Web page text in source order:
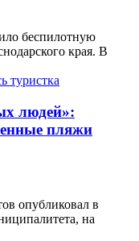
беспилотную
края. В
людей»:
пляжи
опубликовал в
на